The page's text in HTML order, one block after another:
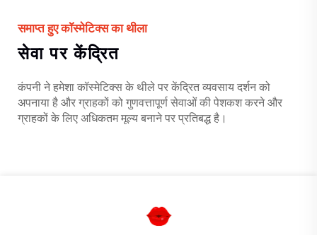
समाप्त हुए कॉस्मेटिक्स का थीला
सेवा पर केंद्रित
कंपनी ने हमेशा कॉस्मेटिक्स के थीले पर केंद्रित व्यवसाय दर्शन को
अपनाया है और ग्राहकों को गुणवत्तापूर्ण सेवाओं की पेशकश करने और
ग्राहकों के लिए अधिकतम मूल्य बनाने पर प्रतिबद्ध है।